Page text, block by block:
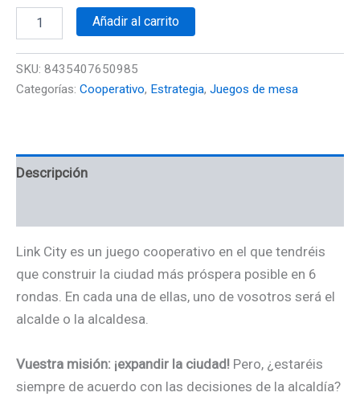
Añadir al carrito
SKU: 8435407650985
Categorías: Cooperativo, Estrategia, Juegos de mesa
Descripción
Link City es un juego cooperativo en el que tendréis
que construir la ciudad más próspera posible en 6
rondas. En cada una de ellas, uno de vosotros será el
alcalde o la alcaldesa.
Vuestra misión: ¡expandir la ciudad! Pero, ¿estaréis
siempre de acuerdo con las decisiones de la alcaldía?